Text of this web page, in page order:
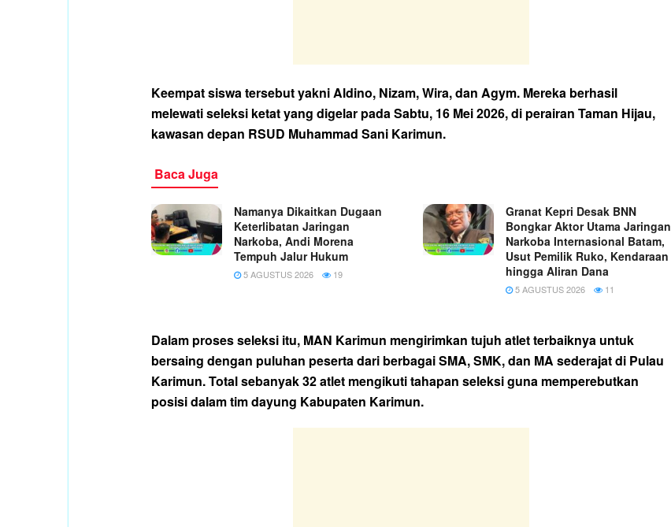
Keempat siswa tersebut yakni Aldino, Nizam, Wira, dan Agym. Mereka berhasil
melewati seleksi ketat yang digelar pada Sabtu, 16 Mei 2026, di perairan Taman Hijau,
kawasan depan RSUD Muhammad Sani Karimun.
Baca Juga
Namanya Dikaitkan Dugaan
Keterlibatan Jaringan
Narkoba, Andi Morena
Tempuh Jalur Hukum
5 AGUSTUS 2026 19
Granat Kepri Desak BNN
Bongkar Aktor Utama Jaringan
Narkoba Internasional Batam,
Usut Pemilik Ruko, Kendaraan
hingga Aliran Dana
5 AGUSTUS 2026 11
Dalam proses seleksi itu, MAN Karimun mengirimkan tujuh atlet terbaiknya untuk
bersaing dengan puluhan peserta dari berbagai SMA, SMK, dan MA sederajat di Pulau
Karimun. Total sebanyak 32 atlet mengikuti tahapan seleksi guna memperebutkan
posisi dalam tim dayung Kabupaten Karimun.